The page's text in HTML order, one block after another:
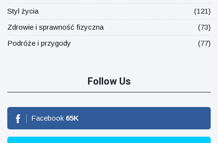
Styl życia
(121)
Zdrowie i sprawność fizyczna
(73)
Podróże i przygody
(77)
Follow Us
Facebook 65K